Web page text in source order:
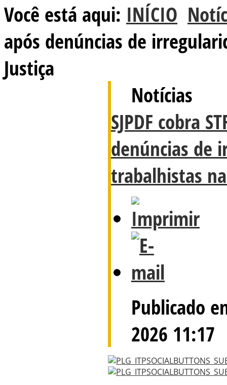
Você está aqui: INÍCIO
após denúncias de
Justiça
Notícias
SJPDF cobra
denúncias de
trabalhistas
Publicado
2026 11:17